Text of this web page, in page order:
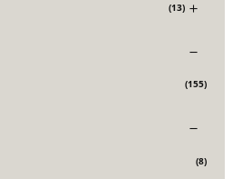
(13)
(155)
(8)